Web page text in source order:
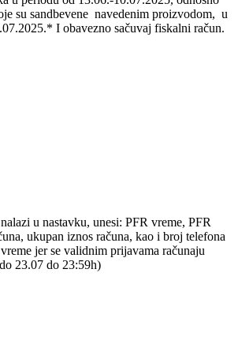
su sandbevene navedenim proizvodom, u
I obavezno sačuvaj fiskalni račun.
u nastavku, unesi: PFR vreme, PFR
ukupan iznos računa, kao i broj telefona
jer se validnim prijavama računaju
23.07 do 23:59h)